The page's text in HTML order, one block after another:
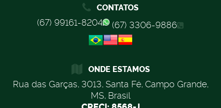
CONTATOS
(67) 99161-8204 (67) 3306-9886
ONDE ESTAMOS
Rua das Garças, 3013, Santa Fé, Campo Grande,
MS, Brasil